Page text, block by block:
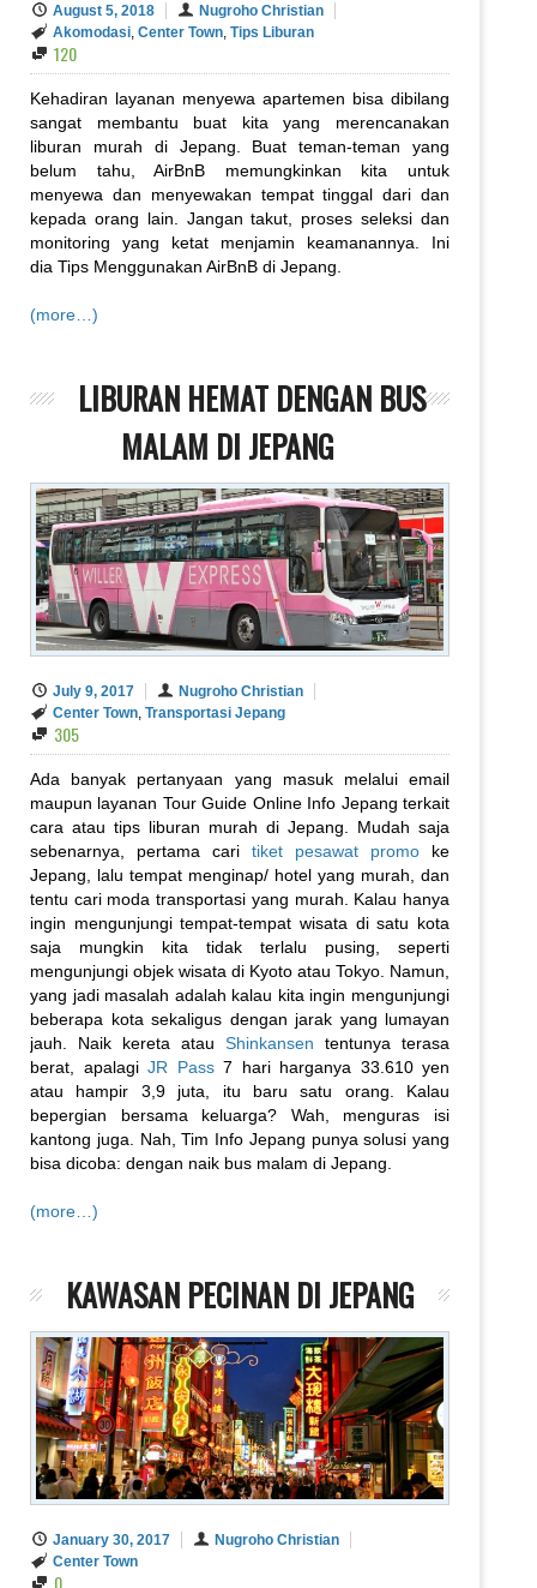
August 5, 2018
Nugroho Christian
Akomodasi, Center Town, Tips Liburan
120
Kehadiran layanan menyewa apartemen bisa dibilang
sangat membantu buat kita yang merencanakan
liburan murah di Jepang. Buat teman-teman yang
belum tahu, AirBnB memungkinkan kita untuk
menyewa dan menyewakan tempat tinggal dari dan
kepada orang lain. Jangan takut, proses seleksi dan
monitoring yang ketat menjamin keamanannya. Ini
dia Tips Menggunakan AirBnB di Jepang.
(more…)
LIBURAN HEMAT DENGAN BUS
MALAM DI JEPANG
July 9, 2017
Nugroho Christian
Center Town, Transportasi Jepang
305
Ada banyak pertanyaan yang masuk melalui email
maupun layanan Tour Guide Online Info Jepang terkait
cara atau tips liburan murah di Jepang. Mudah saja
sebenarnya, pertama cari tiket pesawat promo ke
Jepang, lalu tempat menginap/ hotel yang murah, dan
tentu cari moda transportasi yang murah. Kalau hanya
ingin mengunjungi tempat-tempat wisata di satu kota
saja mungkin kita tidak terlalu pusing, seperti
mengunjungi objek wisata di Kyoto atau Tokyo. Namun,
yang jadi masalah adalah kalau kita ingin mengunjungi
beberapa kota sekaligus dengan jarak yang lumayan
jauh. Naik kereta atau Shinkansen tentunya terasa
berat, apalagi JR Pass7 hari harganya 33.610 yen
atau hampir 3,9 juta, itu baru satu orang. Kalau
bepergian bersama keluarga? Wah, menguras isi
kantong juga. Nah, Tim Info Jepang punya solusi yang
bisa dicoba: dengan naik bus malam di Jepang.
(more…)
KAWASAN PECINAN DI JEPANG
January 30, 2017
Nugroho Christian
Center Town